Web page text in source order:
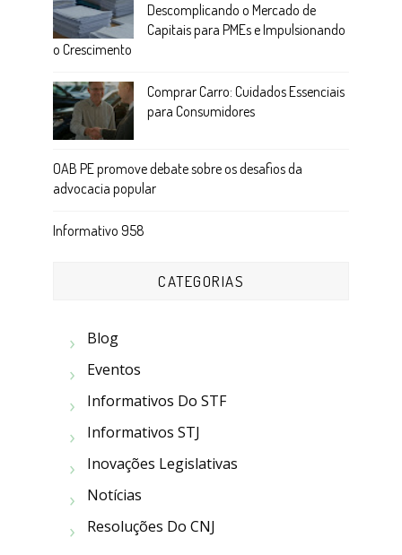
Descomplicando o Mercado de
Capitais para PMEs e Impulsionando
o Crescimento
Comprar Carro: Cuidados Essenciais
para Consumidores
OAB PE promove debate sobre os desafios da
advocacia popular
Informativo 958
CATEGORIAS
Blog
Eventos
Informativos Do STF
Informativos STJ
Inovações Legislativas
Notícias
Resoluções Do CNJ